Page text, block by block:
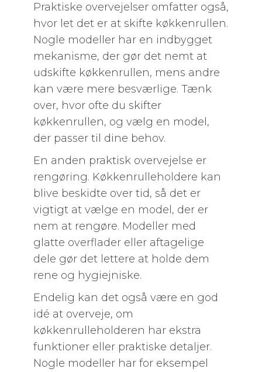
Praktiske overvejelser omfatter også,
hvor let det er at skifte køkkenrullen.
Nogle modeller har en indbygget
mekanisme, der gør det nemt at
udskifte køkkenrullen, mens andre
kan være mere besværlige. Tænk
over, hvor ofte du skifter
køkkenrullen, og vælg en model,
der passer til dine behov.
En anden praktisk overvejelse er
rengøring. Køkkenrulleholdere kan
blive beskidte over tid, så det er
vigtigt at vælge en model, der er
nem at rengøre. Modeller med
glatte overflader eller aftagelige
dele gør det lettere at holde dem
rene og hygiejniske.
Endelig kan det også være en god
idé at overveje, om
køkkenrulleholderen har ekstra
funktioner eller praktiske detaljer.
Nogle modeller har for eksempel